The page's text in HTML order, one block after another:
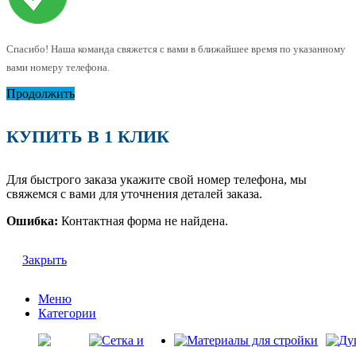
Спасибо! Наша команда свяжется с вами в ближайшее время по указанному
вами номеру телефона.
Продолжить
КУПИТЬ В 1 КЛИК
Для быстрого заказа укажите свой номер телефона, мы
свяжемся с вами для уточнения деталей заказа.
Ошибка: Контактная форма не найдена.
Закрыть
Меню
Категории